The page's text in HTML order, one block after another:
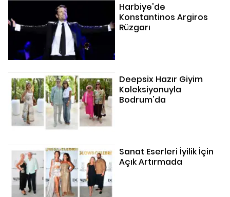
Harbiye'de
Konstantinos Argiros
Rüzgarı
Deepsix Hazır Giyim
Koleksiyonuyla
Bodrum'da
Sanat Eserleri İyilik İçin
Açık Artırmada